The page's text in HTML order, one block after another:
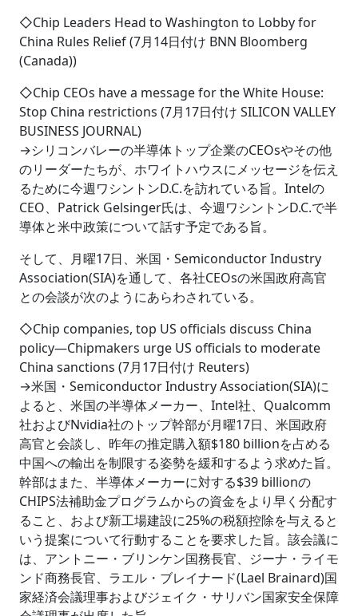
◇Chip Leaders Head to Washington to Lobby for
China Rules Relief (7月14日付け BNN Bloomberg
(Canada))
◇Chip CEOs have a message for the White House:
Stop China restrictions (7月17日付け SILICON VALLEY
BUSINESS JOURNAL)
→シリコンバレーの半導体トップ企業のCEOsやその他
のリーダーたちが、ホワイトハウスにメッセージを伝え
るために今週ワシントンD.C.を訪れている旨。Intelの
CEO、Patrick Gelsinger氏は、今週ワシントンD.C.で半
導体と米中政策について話す予定である旨。
そして、月曜17日、米国・Semiconductor Industry
Association(SIA)を通して、各社CEOsの米国政府高官
との会談が次のようにあらわされている。
◇Chip companies, top US officials discuss China
policy―Chipmakers urge US officials to moderate
China sanctions (7月17日付け Reuters)
→米国・Semiconductor Industry Association(SIA)に
よると、米国の半導体メーカー、Intel社、Qualcomm
社およびNvidia社のトップ幹部が月曜17日、米国政府
高官と会談し、昨年の推定購入額$180 billionを占める
中国への輸出を制限する姿勢を緩和するよう求めた旨。
幹部はまた、半導体メーカーに対する$39 billionの
CHIPS法補助金プログラムからの資金をより早く分配す
ること、および新工場建設に25%の税額控除を与えると
いう提案について行動することを要求した旨。該会議に
は、アントニー・ブリンケン国務長官、ジーナ・ライモ
ンド商務長官、ラエル・ブレイナード(Lael Brainard)国
家経済会議理事およびジェイク・サリバン国家安全保障